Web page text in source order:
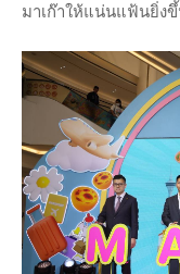
มาเก๊าให้แน่นแฟ้นยิ่ง